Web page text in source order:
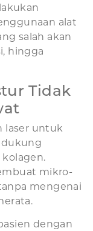
alat
salah akan
hingga
Tidak
laser untuk
mikro-
mengenai
dengan